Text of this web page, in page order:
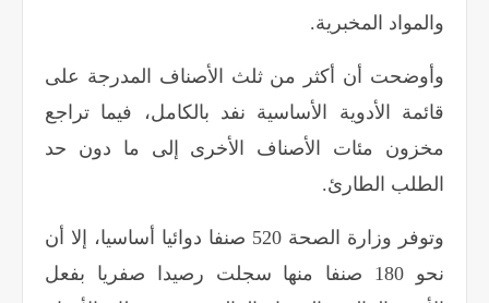
والمواد المخبرية.
وأوضحت أن أكثر من ثلث الأصناف المدرجة على
قائمة الأدوية الأساسية نفد بالكامل، فيما تراجع
مخزون مئات الأصناف الأخرى إلى ما دون حد
الطلب الطارئ.
وتوفر وزارة الصحة 520 صنفا دوائيا أساسيا، إلا أن
نحو 180 صنفا منها سجلت رصيدا صفريا بفعل